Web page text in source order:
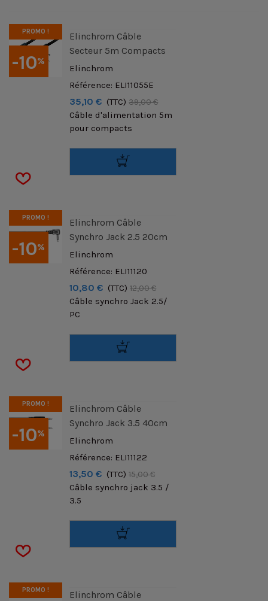
-10%
PROMO !
Elinchrom Câble
Secteur 5m Compacts
Elinchrom
Référence: ELI11055E
35,10 € (TTC) 39,00 €
Câble d'alimentation 5m
pour compacts
-10%
PROMO !
Elinchrom Câble
Synchro Jack 2.5 20cm
Elinchrom
Référence: ELI11120
10,80 € (TTC) 12,00 €
Câble synchro Jack 2.5/
PC
-10%
PROMO !
Elinchrom Câble
Synchro Jack 3.5 40cm
Elinchrom
Référence: ELI11122
13,50 € (TTC) 15,00 €
Câble synchro jack 3.5 /
3.5
PROMO !
Elinchrom Câble